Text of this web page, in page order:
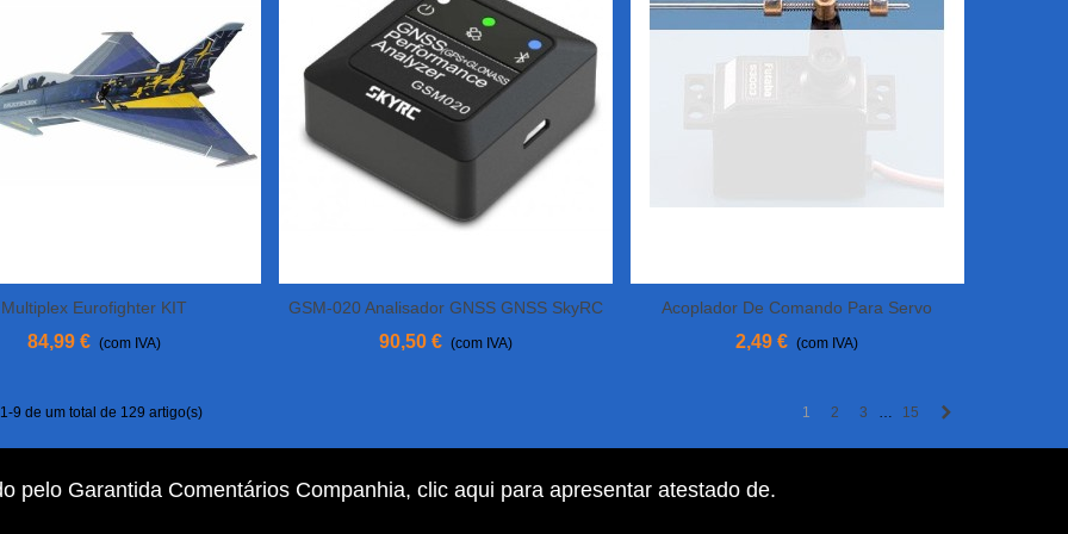
Ao Carrinho
Multiplex Eurofighter KIT
84,99 € (com IVA)
Adicionar Ao Carrinho
GSM-020 Analisador GNSS GNSS SkyRC
90,50 € (com IVA)
Adicionar Ao Carrinho
Acoplador De Comando Para Servo
2,49 € (com IVA)
9 de um total de 129 artigo(s) 1 2 3 … 15
pelo Garantida Comentários Companhia, clic aqui para apresentar atestado de.